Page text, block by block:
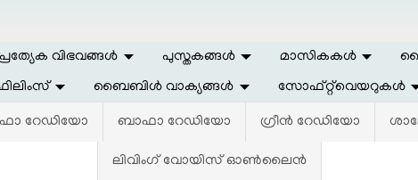
വിഭവങ്ങള്‍ പുസ്തകങ്ങള്‍ മാസികകള്‍
റേഡിയോ ബാഫാ റേഡിയോ ഗ്രീൻ റേഡിയോ
ലിവിംഗ് വോയിസ്‌ ഓണ്‍ലൈന്‍
ബൈബിള്‍ വാക്യങ്ങള്‍ സോഫ്റ്റ്‌വെയറുകള്‍